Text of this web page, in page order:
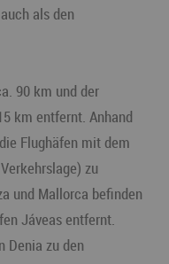
als den
90 km und der
km entfernt. Anhand
Flughäfen mit dem
zu
und Mallorca befinden
Jáveas entfernt.
Denia zu den